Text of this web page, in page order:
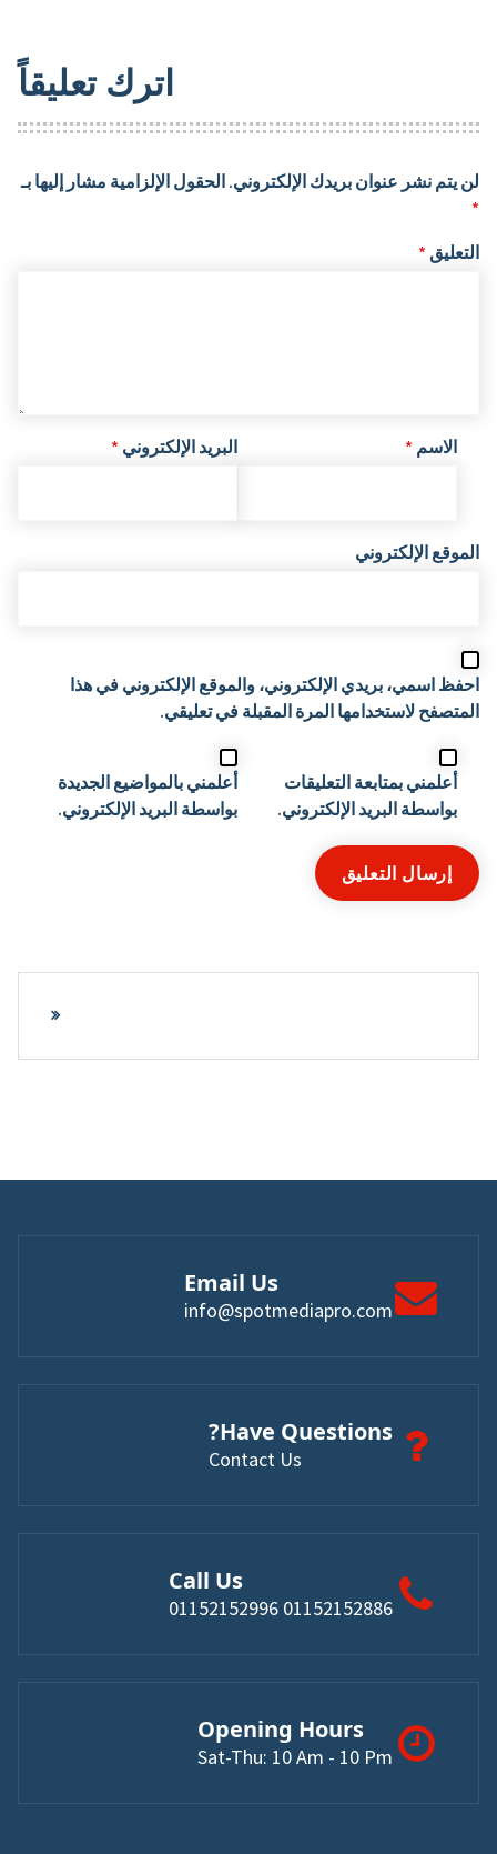
اترك تعليقاً
لن يتم نشر عنوان بريدك الإلكتروني. الحقول الإلزامية مشار إليها بـ
*
التعليق *
الاسم * البريد الإلكتروني *
الموقع الإلكتروني
احفظ اسمي، بريدي الإلكتروني، والموقع الإلكتروني في هذا
المتصفح لاستخدامها المرة المقبلة في تعليقي.
أعلمني بمتابعة التعليقات
بواسطة البريد الإلكتروني.
أعلمني بالمواضيع الجديدة
بواسطة البريد الإلكتروني.
Email Us
info@spotmediapro.com
Have Questions?
Contact Us
Call Us
01152152886 01152152996
Opening Hours
Sat-Thu: 10 Am - 10 Pm